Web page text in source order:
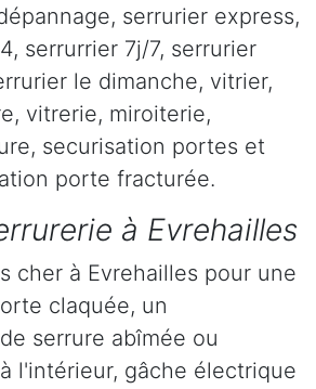
serrurier express,
serrurrier 7j/7, serrurier
le dimanche, vitrier,
vitrerie, miroiterie,
securisation portes et
porte fracturée.
à Evrehailles
cher à Evrehailles pour une
claquée, un
serrure abîmée ou
l'intérieur, gâche électrique